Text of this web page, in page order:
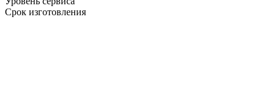
Срок изготовления